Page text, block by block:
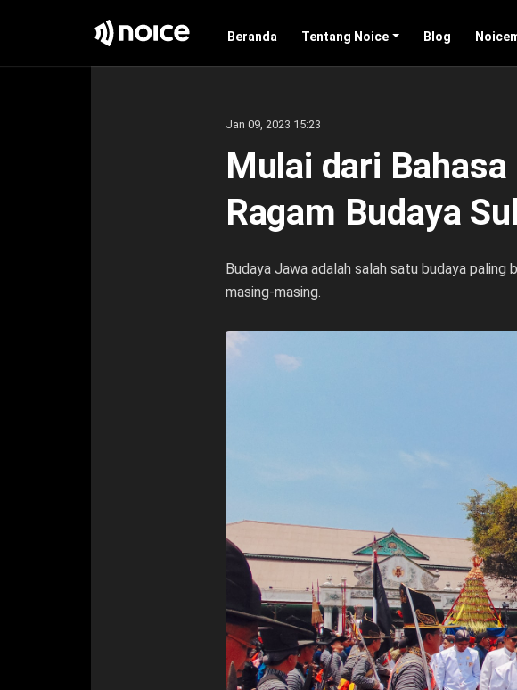
Beranda Tentang Noice Blog
Jan 09, 2023 15:23
Mulai dari
Ragam Budaya
Budaya Jawa adalah salah satu budaya
masing-masing.